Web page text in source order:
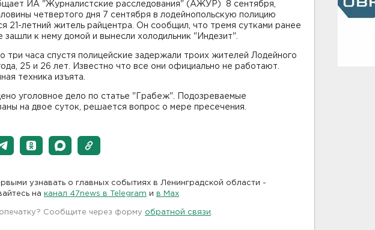
ИА "Журналистские расследования" (АЖУР) 8 сентября,
четвертого дня 7 сентября в лодейнопольскую полицию
21-летний житель райцентра. Он сообщил, что тремя сутками ранее
зашли к нему домой и вынесли холодильник "Индезит".
три часа спустя полицейские задержали троих жителей Лодейного
25 и 26 лет. Известно что все они официально не работают.
техника изъята.
уголовное дело по статье "Грабеж". Подозреваемые
на двое суток, решается вопрос о мере пресечения.
узнавать о главных событиях в Ленинградской области -
на канал 47news в Telegram и в Maх
Сообщите через форму обратной связи